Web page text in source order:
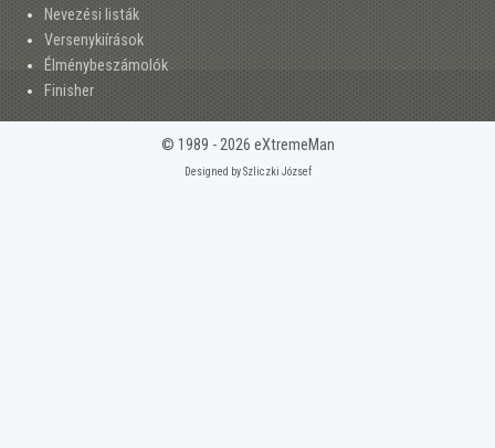
Nevezési listák
Versenykiírások
Élménybeszámolók
Finisher
© 1989 - 2026 eXtremeMan
Designed by Szliczki József